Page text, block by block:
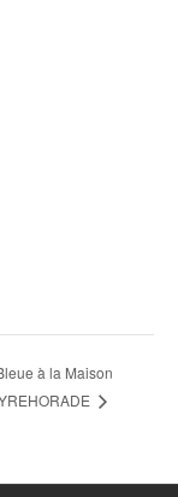
à la Maison